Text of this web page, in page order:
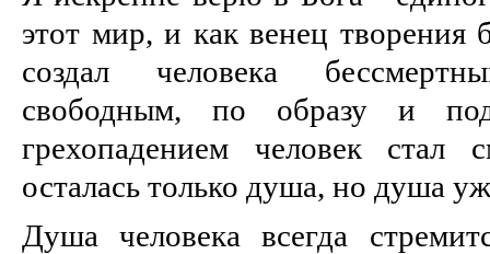
этот мир, и как венец творения
создал человека
свободным, по образу и
грехопадением человек стал
осталась только душа, но душа
Душа человека всегда